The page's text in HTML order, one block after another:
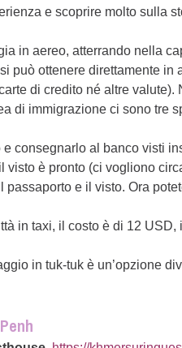
e scoprire molto sulla
in aereo, atterrando nella
può ottenere direttamente
di credito né altre
di immigrazione ci sono tre
consegnarlo al banco visti
visto è pronto (ci vogliono
e il visto. Ora
in taxi, il costo è di 12 USD,
in tuk-tuk è un’opzione